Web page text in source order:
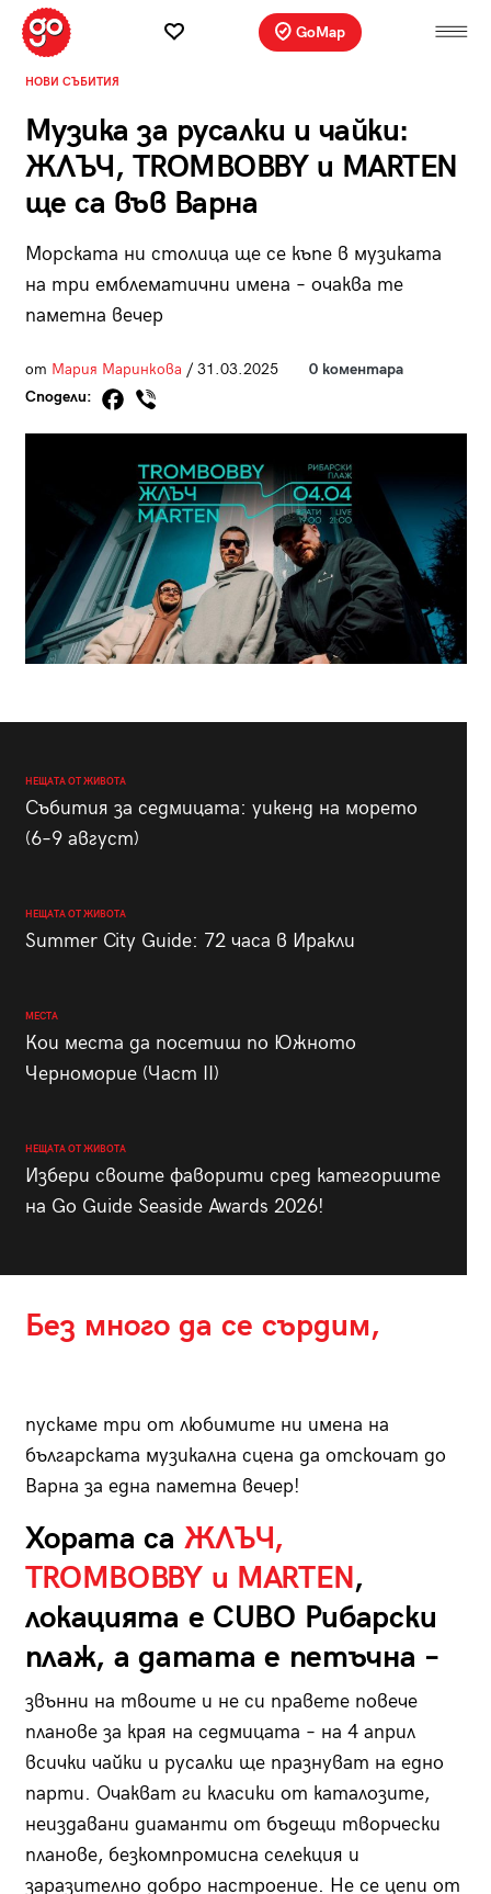
GoMap
НОВИ СЪБИТИЯ
Музика за русалки и чайки:
ЖЛЪЧ, TROMBOBBY и MARTEN
ще са във Варна
Морската ни столица ще се къпе в музиката
на три емблематични имена – очаква те
паметна вечер
от Мария Маринкова / 31.03.2025
0 коментара
Сподели:
НЕЩАТА ОТ ЖИВОТА
Събития за седмицата: уикенд на морето
(6–9 август)
НЕЩАТА ОТ ЖИВОТА
Summer City Guide: 72 часа в Иракли
МЕСТА
Кои места да посетиш по Южното
Черноморие (Част II)
НЕЩАТА ОТ ЖИВОТА
Избери своите фаворити сред категориите
на Go Guide Seaside Awards 2026!
Без много да се сърдим,
пускаме три от любимите ни имена на
българската музикална сцена да отскочат до
Варна за една паметна вечер!
Хората са ЖЛЪЧ,
TROMBOBBY и MARTEN,
локацията е CUBO Рибарски
плаж, а датата е петъчна –
звънни на твоите и не си правете повече
планове за края на седмицата – на 4 април
всички чайки и русалки ще празнуват на едно
парти. Очакват ги класики от каталозите,
неиздавани диаманти от бъдещи творчески
планове, безкомпромисна селекция и
заразително добро настроение. Не се цепи от